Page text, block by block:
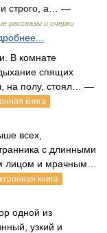
и строго, а… —
рассказы и очерки
В комнате
спящих
на полу, стоял… —
книга
всех,
с длинными
лицом и мрачным…
книга
одной из
узкий и